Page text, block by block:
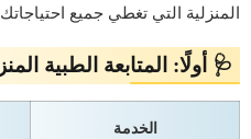
المنزلية التي تغطي جميع
🩺 أولًا: المتابعة الطبية
الخدمة